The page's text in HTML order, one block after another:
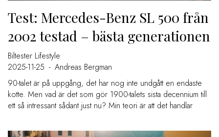
Test: Mercedes-Benz SL 500 från
2002 testad – bästa generationen
Biltester Lifestyle
2025-11-25 - Andreas Bergman
90-talet är på uppgång, det har nog inte undgått en endaste
kotte. Men vad är det som gör 1900-talets sista decennium till
ett så intressant sådant just nu? Min teori är att det handlar